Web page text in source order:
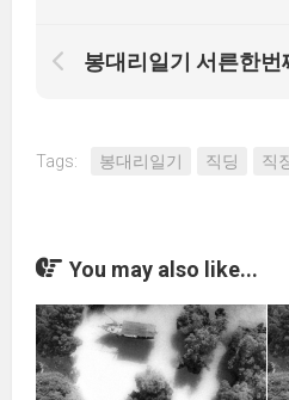
봉대리일기 서른한번
Tags: 봉대리일기 직딩 직
You may also like...